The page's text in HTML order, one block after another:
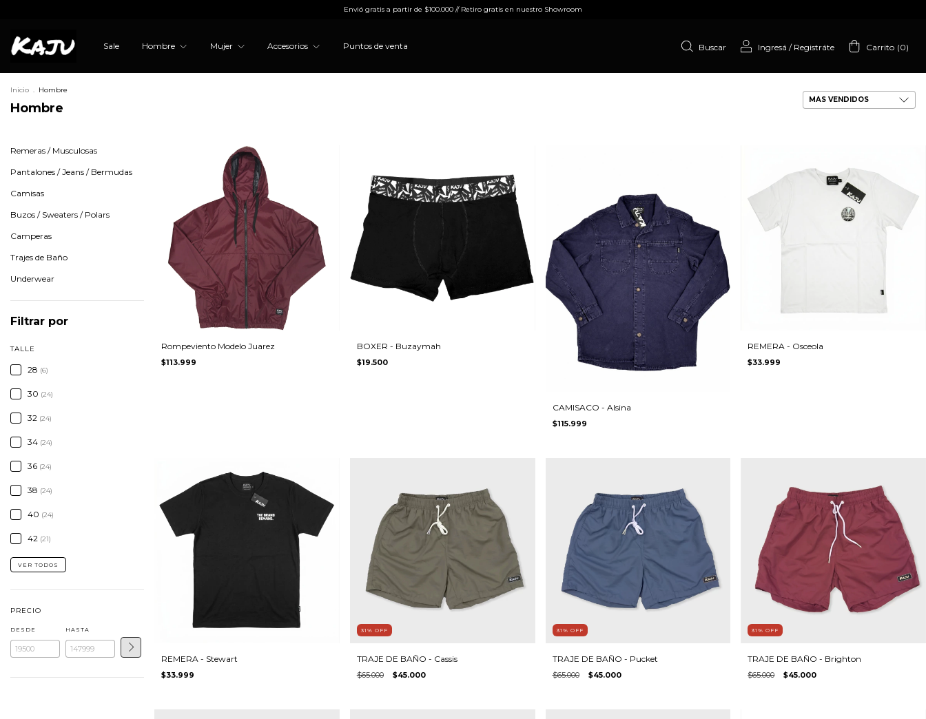
Envió gratis a partir de $100.000 // Retiro gratis en nuestro Showroom
Sale Hombre Mujer Accesorios Puntos de venta Buscar Ingresá / Registráte Carrito (0)
Inicio . Hombre
Hombre
Remeras / Musculosas
Pantalones / Jeans / Bermudas
Camisas
Buzos / Sweaters / Polars
Camperas
Trajes de Baño
Underwear
Filtrar por
TALLE
28 (6)
30 (24)
32 (24)
34 (24)
36 (24)
38 (24)
40 (24)
42 (21)
VER TODOS
PRECIO
DESDE HASTA
Rompeviento Modelo Juarez
$113.999
BOXER - Buzaymah
$19.500
CAMISACO - Alsina
$115.999
REMERA - Osceola
$33.999
REMERA - Stewart
$33.999
31 % OFF
TRAJE DE BAÑO - Cassis
$65.000 $45.000
31 % OFF
TRAJE DE BAÑO - Pucket
$65.000 $45.000
31%OFF
TRAJE DE BAÑO - Brighton
$65.000 $45.000